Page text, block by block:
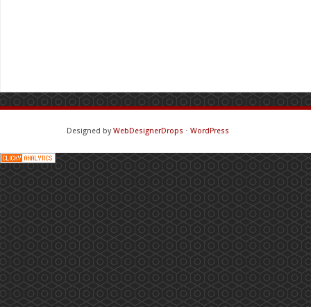
Designed byWebDesignerDrops ⋅ WordPress